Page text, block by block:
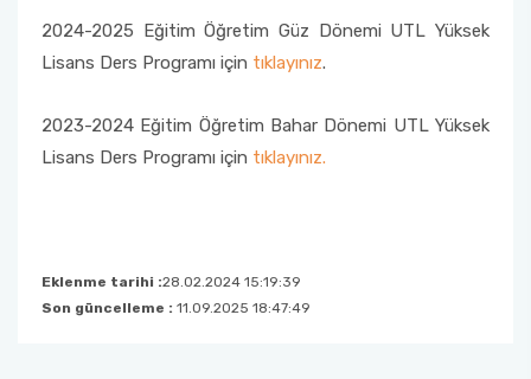
2024-2025 Eğitim Öğretim Güz Dönemi UTL Yüksek
Lisans Ders Programı için tıklayınız.
2023-2024 Eğitim Öğretim Bahar Dönemi UTL Yüksek
Lisans Ders Programı için tıklayınız.
Eklenme tarihi :28.02.2024 15:19:39
Son güncelleme : 11.09.2025 18:47:49
Müfredatlar